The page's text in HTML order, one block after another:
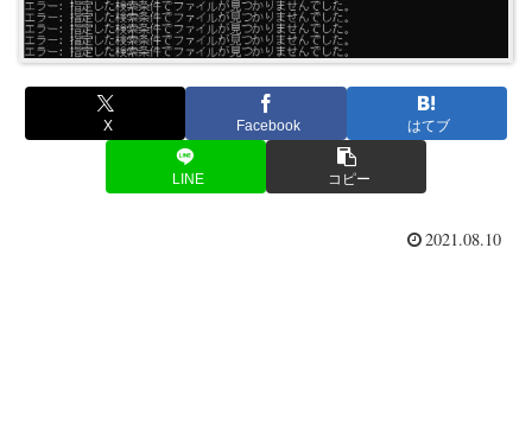
X Facebook はてブ
LINE コピー
2021.08.10